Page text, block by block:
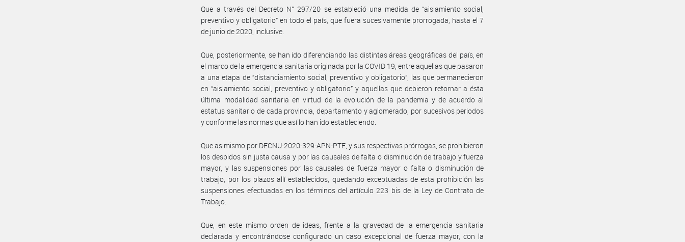
Que a través del Decreto N° 297/20 se estableció una medida de “aislamiento social,
preventivo y obligatorio” en todo el país, que fuera sucesivamente prorrogada, hasta el 7
de junio de 2020, inclusive.
Que, posteriormente, se han ido diferenciando las distintas áreas geográficas del país, en
el marco de la emergencia sanitaria originada por la COVID 19, entre aquellas que pasaron
a una etapa de “distanciamiento social, preventivo y obligatorio”, las que permanecieron
en “aislamiento social, preventivo y obligatorio” y aquellas que debieron retornar a ésta
última modalidad sanitaria en virtud de la evolución de la pandemia y de acuerdo al
estatus sanitario de cada provincia, departamento y aglomerado, por sucesivos periodos
y conforme las normas que así lo han ido estableciendo.
Que asimismo por DECNU-2020-329-APN-PTE, y sus respectivas prórrogas, se prohibieron
los despidos sin justa causa y por las causales de falta o disminución de trabajo y fuerza
mayor, y las suspensiones por las causales de fuerza mayor o falta o disminución de
trabajo, por los plazos allí establecidos, quedando exceptuadas de esta prohibición las
suspensiones efectuadas en los términos del artículo 223 bis de la Ley de Contrato de
Trabajo.
Que, en este mismo orden de ideas, frente a la gravedad de la emergencia sanitaria
declarada y encontrándose configurado un caso excepcional de fuerza mayor, con la